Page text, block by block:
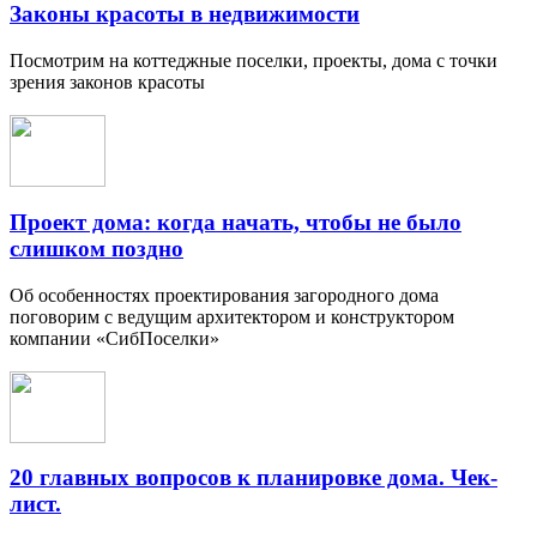
Законы красоты в недвижимости
Посмотрим на коттеджные поселки, проекты, дома с точки
зрения законов красоты
Проект дома: когда начать, чтобы не было
слишком поздно
Об особенностях проектирования загородного дома
поговорим с ведущим архитектором и конструктором
компании «СибПоселки»
20 главных вопросов к планировке дома. Чек-
лист.